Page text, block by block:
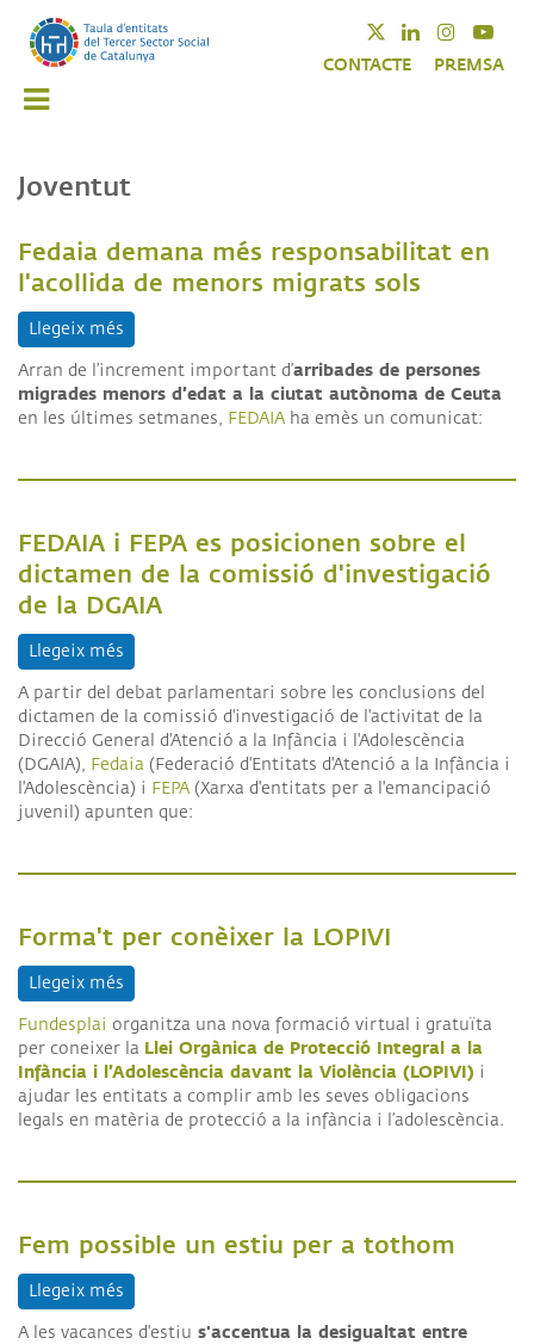
TwitterLinkedin
CONTACTE PREMSA
Joventut
Fedaia demana més responsabilitat en
l'acollida de menors migrats sols
Llegeix més
Arran de l’increment important d’arribades de persones
migrades menors d’edat a la ciutat autònoma de Ceuta
en les últimes setmanes, FEDAIA ha emès un comunicat:
FEDAIA i FEPA es posicionen sobre el
dictamen de la comissió d'investigació
de la DGAIA
Llegeix més
A partir del debat parlamentari sobre les conclusions del
dictamen de la comissió d'investigació de l'activitat de la
Direcció General d'Atenció a la Infància i l'Adolescència
(DGAIA), Fedaia (Federació d'Entitats d'Atenció a la Infància i
l'Adolescència) i FEPA (Xarxa d'entitats per a l'emancipació
juvenil) apunten que:
Forma't per conèixer la LOPIVI
Llegeix més
Fundesplai organitza una nova formació virtual i gratuïta
per coneixer la Llei Orgànica de Protecció Integral a la
Infància i l’Adolescència davant la Violència (LOPIVI) i
ajudar les entitats a complir amb les seves obligacions
legals en matèria de protecció a la infància i l’adolescència.
Fem possible un estiu per a tothom
Llegeix més
A les vacances d'estiu s'accentua la desigualtat entre